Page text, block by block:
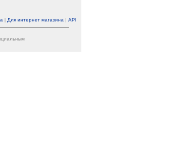
| Для интернет магазина | API